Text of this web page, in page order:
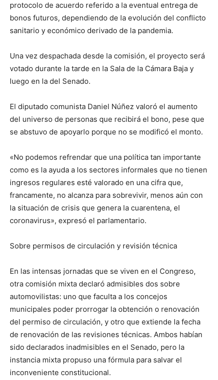
protocolo de acuerdo referido a la eventual entrega de
bonos futuros, dependiendo de la evolución del conflicto
sanitario y económico derivado de la pandemia.
Una vez despachada desde la comisión, el proyecto será
votado durante la tarde en la Sala de la Cámara Baja y
luego en la del Senado.
El diputado comunista Daniel Núñez valoró el aumento
del universo de personas que recibirá el bono, pese que
se abstuvo de apoyarlo porque no se modificó el monto.
«No podemos refrendar que una política tan importante
como es la ayuda a los sectores informales que no tienen
ingresos regulares esté valorado en una cifra que,
francamente, no alcanza para sobrevivir, menos aún con
la situación de crisis que genera la cuarentena, el
coronavirus», expresó el parlamentario.
Sobre permisos de circulación y revisión técnica
En las intensas jornadas que se viven en el Congreso,
otra comisión mixta declaró admisibles dos sobre
automovilistas: uno que faculta a los concejos
municipales poder prorrogar la obtención o renovación
del permiso de circulación, y otro que extiende la fecha
de renovación de las revisiones técnicas. Ambos habían
sido declarados inadmisibles en el Senado, pero la
instancia mixta propuso una fórmula para salvar el
inconveniente constitucional.